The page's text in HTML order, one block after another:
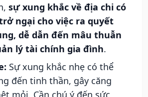
sự xung khắc về địa chi có
ngại cho việc ra quyết
dễ dẫn đến mâu thuẫn
lý tài chính gia đình.
Sự xung khắc nhẹ có thể
đến tinh thần, gây căng
mỏi. Cần chú ý đến sức